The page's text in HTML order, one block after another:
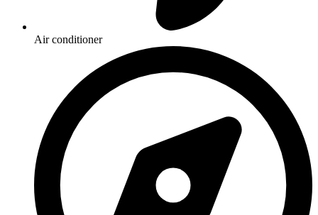
Air conditioner